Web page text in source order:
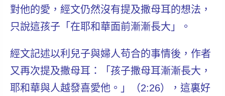
對他的愛， 經文仍然沒有提及撒母耳的想法 ，
只說這孩子「在耶和華面前漸漸長大」。
經文記述以利兒子與婦人苟合的事情後，作者
又再次提及撒母耳：「孩子撒母耳漸漸長大，
耶和華與人越發喜愛他。」（2:26），這裏好